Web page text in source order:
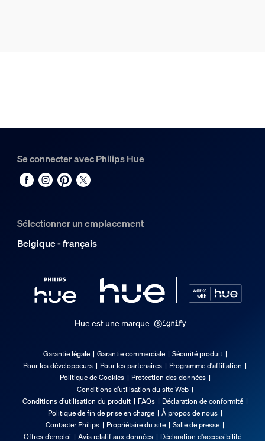
Se connecter avec Philips Hue
Sélectionner un emplacement
Belgique - français
Hue est une marque
Garantie légale Garantie commerciale
Sécurité produit
Pour les développeurs
Pour les partenaires
Programme d'affiliation
Politique de Cookies
Protection des données
Conditions d’utilisation du site Web
Conditions d’utilisation du produit
FAQs
Déclaration de conformité
Politique de fin de prise en charge
À propos de nous
Contacter Philips
Propriétaire du site
Salle de presse
Offres d’emploi
Avis relatif aux données Déclaration d'accessibilité